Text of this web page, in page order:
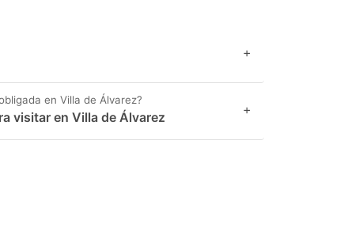
+
en Villa de Álvarez?
visitar en Villa de Álvarez +